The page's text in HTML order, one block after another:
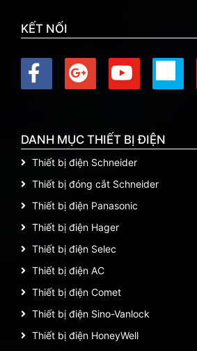
KẾT NỐI
DANH MỤC THIẾT BỊ ĐIỆN
Thiết bị điện Schneider
Thiết bị đóng cắt Schneider
Thiết bị điện Panasonic
Thiết bị điện Hager
Thiết bị điện Selec
Thiết bị điện AC
Thiết bị điện Comet
Thiết bị điện Sino-Vanlock
Thiết bị điện HoneyWell